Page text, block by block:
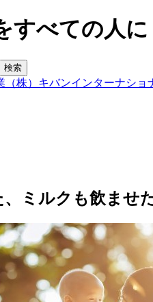
すべての人
（株）キバンインターナショ
、ミルクも飲ま